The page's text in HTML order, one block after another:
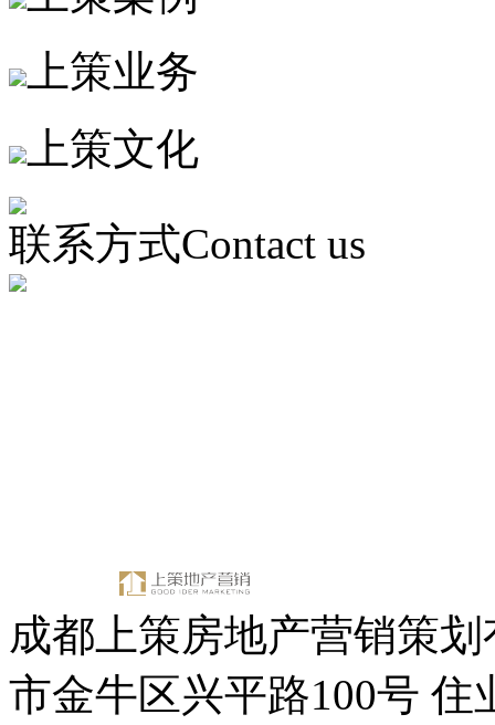
上策业务
上策文化
联系方式Contact us
成都上策房地产营销策
市金牛区兴平路100号